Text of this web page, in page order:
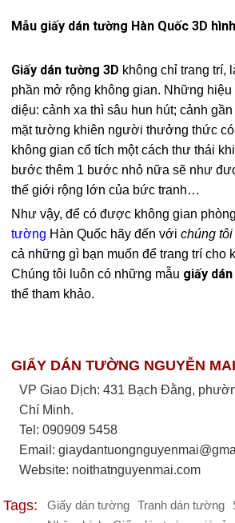
Mẫu giấy dán tường Hàn Quốc 3D
Giấy dán tường 3D không chỉ trang trí,
phần mở rộng không gian. Những
diệu: cảnh xa thì sâu hun hút; cảnh
mặt tường khiên người thưởng thức có
không gian cổ tích một cách thư thái
bước thêm 1 bước nhỏ nữa sẽ như
thế giới rộng lớn của bức tranh…
Như vậy, để có được không gian
tường Hàn Quốc hãy đến vớichúng tôi
cả những gì bạn muốn để trang trí cho
Chúng tôi luôn có những mẫu giấy
thể tham khảo.
GIẤY DÁN TƯỜNG NGUYỄN MAI
VP Giao Dịch: 431 Bạch Đằng,
Chí Minh.
Tel: 090909 5458
Email:
Website: noithatnguyenmai.com
Tags: Giấy dán tường Tranh dán tường